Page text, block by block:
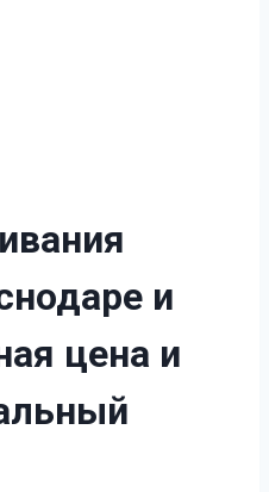
ивания
нодаре и
ая цена и
льный